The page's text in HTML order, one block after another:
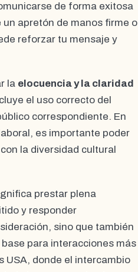
de forma exitosa
apretón de manos firme o
reforzar tu mensaje y
la elocuencia y la claridad
el uso correcto del
correspondiente. En
es importante poder
la diversidad cultural
prestar plena
y responder
sino que también
para interacciones más
USA, donde el intercambio